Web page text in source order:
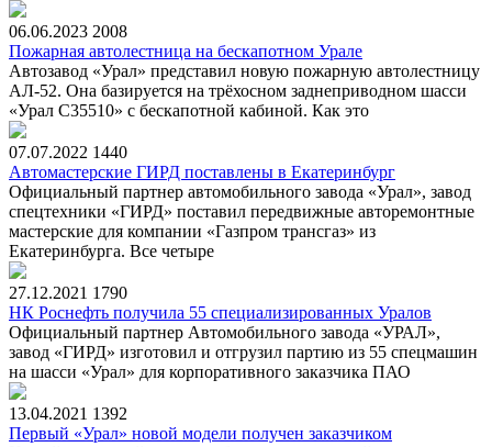
06.06.2023 2008
Пожарная автолестница на бескапотном Урале
Автозавод «Урал» представил новую пожарную автолестницу
АЛ-52. Она базируется на трёхосном заднеприводном шасси
«Урал С35510» с бескапотной кабиной. Как это
07.07.2022 1440
Автомастерские ГИРД поставлены в Екатеринбург
Официальный партнер автомобильного завода «Урал», завод
спецтехники «ГИРД» поставил передвижные авторемонтные
мастерские для компании «Газпром трансгаз» из
Екатеринбурга. Все четыре
27.12.2021 1790
НК Роснефть получила 55 специализированных Уралов
Официальный партнер Автомобильного завода «УРАЛ»,
завод «ГИРД» изготовил и отгрузил партию из 55 спецмашин
на шасси «Урал» для корпоративного заказчика ПАО
13.04.2021 1392
Первый «Урал» новой модели получен заказчиком